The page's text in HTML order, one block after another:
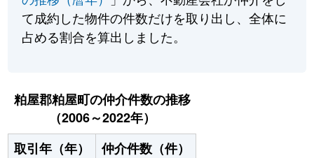
て成約した物件の件数だけを取り出し、全体に
占める割合を算出しました。
粕屋郡粕屋町の仲介件数の推移
（2006～2022年）
取引年（年）
仲介件数（件）